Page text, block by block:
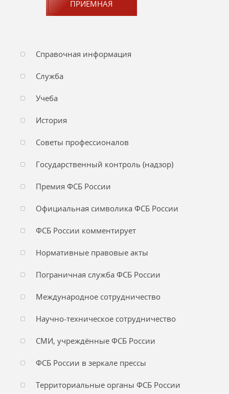
ПРИЕМНАЯ
Справочная информация
Служба
Учеба
История
Советы профессионалов
Государственный контроль (надзор)
Премия ФСБ России
Официальная символика ФСБ России
ФСБ России комментирует
Нормативные правовые акты
Пограничная служба ФСБ России
Международное сотрудничество
Научно-техническое сотрудничество
СМИ, учреждённые ФСБ России
ФСБ России в зеркале прессы
Территориальные органы ФСБ России